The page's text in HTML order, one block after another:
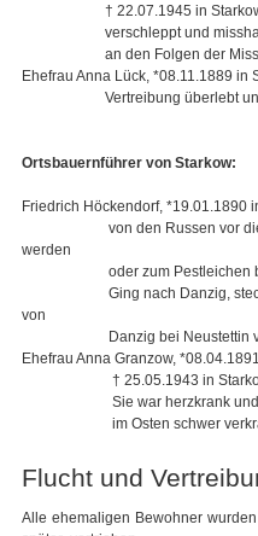
† 22.07.1945 in
verschleppt und
an den Folgen der
Ehefrau Anna Lück, *08.11.1889 in
Vertreibung überlebt und
Ortsbauernführer von Starkow:
Friedrich Höckendorf, *19.01.1890
von den Russen vor die
werden
oder zum Pestleichen
Ging nach Danzig, steckte
von
Danzig bei Neustettin
Ehefrau Anna Granzow,
† 25.05.1943 in
Sie war herzkrank und
im Osten schwer
Flucht und
Alle ehemaligen Bewohner